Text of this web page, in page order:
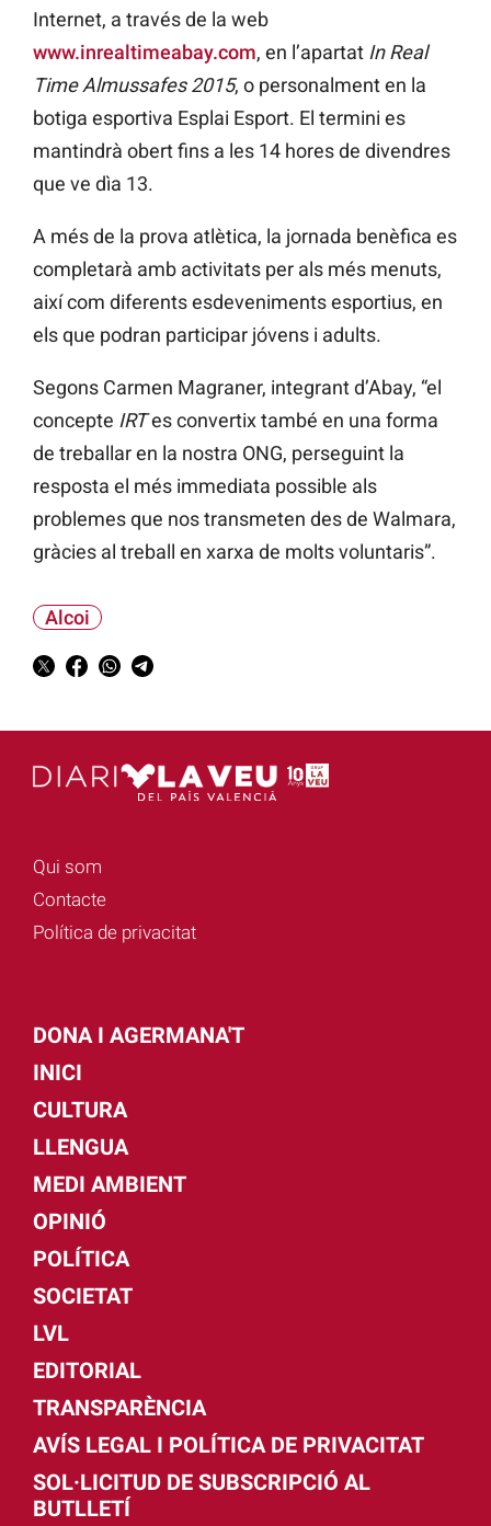
Internet, a través de la web
www.inrealtimeabay.com, en l’apartat In Real
Time Almussafes 2015, o personalment en la
botiga esportiva Esplai Esport. El termini es
mantindrà obert fins a les 14 hores de divendres
que ve dìa 13.
A més de la prova atlètica, la jornada benèfica es
completarà amb activitats per als més menuts,
així com diferents esdeveniments esportius, en
els que podran participar jóvens i adults.
Segons Carmen Magraner, integrant d’Abay, “el
concepte IRTes convertix també en una forma
de treballar en la nostra ONG, perseguint la
resposta el més immediata possible als
problemes que nos transmeten des de Walmara,
gràcies al treball en xarxa de molts voluntaris”.
Alcoi
Qui som
Contacte
Política de privacitat
DONA I AGERMANA'T
INICI
CULTURA
LLENGUA
MEDI AMBIENT
OPINIÓ
POLÍTICA
SOCIETAT
LVL
EDITORIAL
TRANSPARÈNCIA
AVÍS LEGAL I POLÍTICA DE PRIVACITAT
SOL·LICITUD DE SUBSCRIPCIÓ AL
BUTLLETÍ